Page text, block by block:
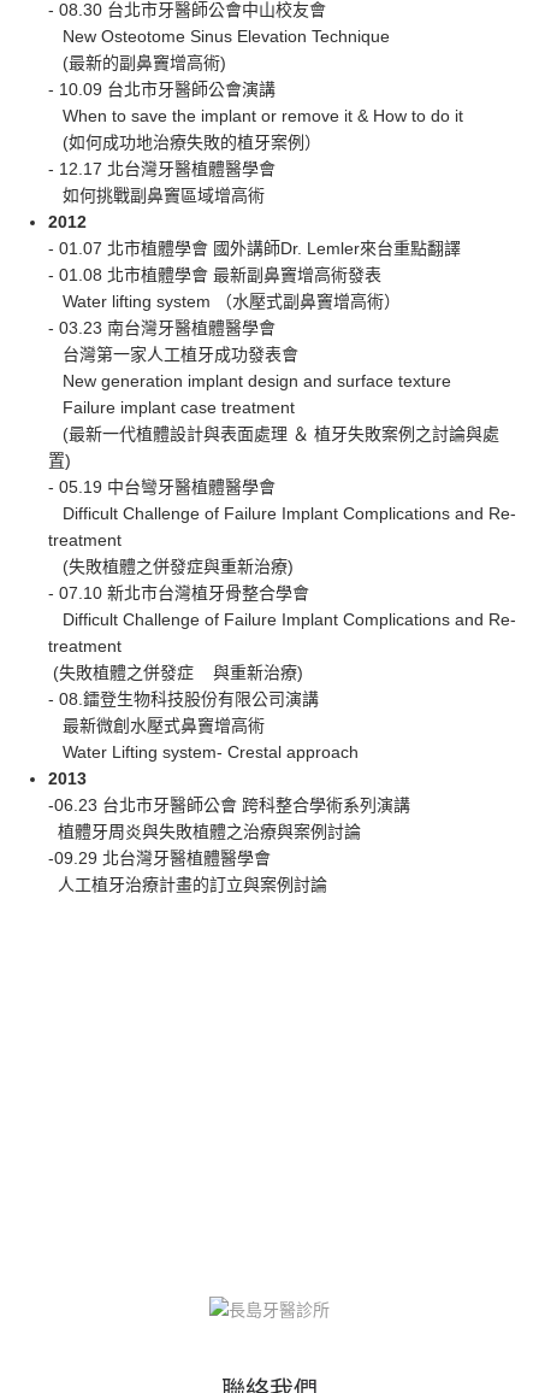
- 08.30 台北市牙醫師公會中山校友會
New Osteotome Sinus Elevation Technique
(最新的副鼻竇增高術)
- 10.09 台北市牙醫師公會演講
When to save the implant or remove it & How to do it
(如何成功地治療失敗的植牙案例）
- 12.17 北台灣牙醫植體醫學會
如何挑戰副鼻竇區域增高術
2012
- 01.07 北市植體學會 國外講師Dr. Lemler來台重點翻譯
- 01.08 北市植體學會 最新副鼻竇增高術發表
Water lifting system （水壓式副鼻竇增高術）
- 03.23 南台灣牙醫植體醫學會
台灣第一家人工植牙成功發表會
New generation implant design and surface texture
Failure implant case treatment
(最新一代植體設計與表面處理 ＆ 植牙失敗案例之討論與處
置)
- 05.19 中台彎牙醫植體醫學會
Difficult Challenge of Failure Implant Complications and Re-
treatment
(失敗植體之併發症與重新治療)
- 07.10 新北市台灣植牙骨整合學會
Difficult Challenge of Failure Implant Complications and Re-
treatment
(失敗植體之併發症 與重新治療)
- 08.鐳登生物科技股份有限公司演講
最新微創水壓式鼻竇增高術
Water Lifting system- Crestal approach
2013
-06.23 台北市牙醫師公會 跨科整合學術系列演講
植體牙周炎與失敗植體之治療與案例討論
-09.29 北台灣牙醫植體醫學會
人工植牙治療計畫的訂立與案例討論